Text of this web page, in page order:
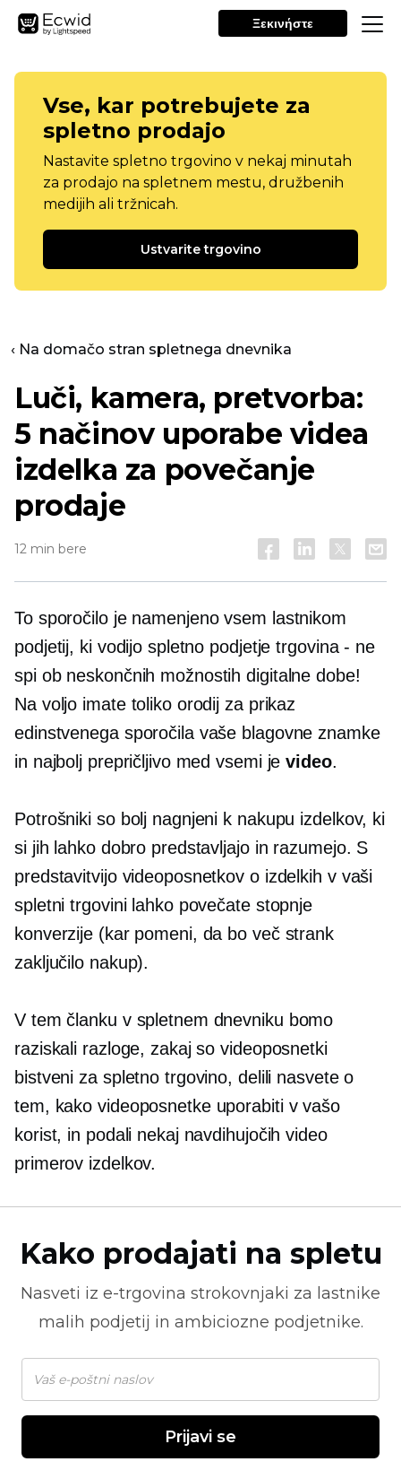
Ξεκινήστε
Vse, kar potrebujete za
spletno prodajo
Nastavite spletno trgovino v nekaj minutah
za prodajo na spletnem mestu, družbenih
medijih ali tržnicah.
Ustvarite trgovino
‹ Na domačo stran spletnega dnevnika
Luči, kamera, pretvorba:
5 načinov uporabe videa
izdelka za povečanje
prodaje
12 min bere
To sporočilo je namenjeno vsem lastnikom
podjetij, ki vodijo spletno podjetjetrgovina - ne
spi ob neskončnih možnostih digitalne dobe!
Na voljo imate toliko orodij za prikaz
edinstvenega sporočila vaše blagovne znamke
in najbolj prepričljivo med vsemi jevideo.
Potrošniki so bolj nagnjeni k nakupu izdelkov, ki
si jih lahko dobro predstavljajo in razumejo. S
predstavitvijo videoposnetkov o izdelkih v vaši
spletni trgovini lahko povečate stopnje
konverzije (kar pomeni, da bo več strank
zaključilo nakup).
V tem članku v spletnem dnevniku bomo
raziskali razloge, zakaj so videoposnetki
bistveni za spletno trgovino, delili nasvete o
tem, kako videoposnetke uporabiti v vašo
korist, in podali nekaj navdihujočih video
primerov izdelkov.
Kako prodajati na spletu
Nasveti iz e-trgovina strokovnjaki za lastnike
malih podjetij in ambiciozne podjetnike.
Prijavi se